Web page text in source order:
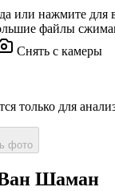
или нажмите для
файлы
Снять с камеры
только для
фото
Шаман